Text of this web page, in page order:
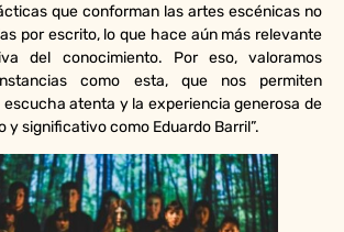
que conforman las artes escénicas no
por escrito, lo que hace aún más relevante
del conocimiento. Por eso, valoramos
como esta, que nos permiten
escucha atenta y la experiencia generosa de
y significativo como Eduardo Barril”.